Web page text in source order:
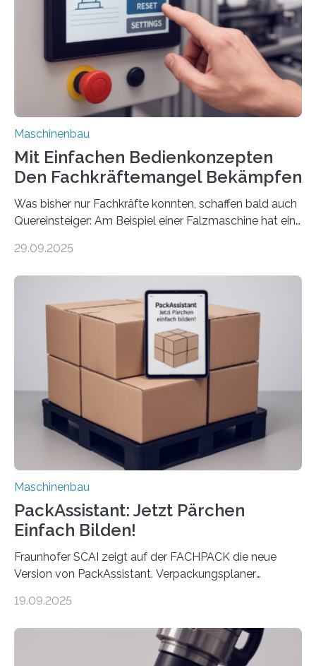
Maschinenbau
Mit Einfachen Bedienkonzepten
Den Fachkräftemangel Bekämpfen
Was bisher nur Fachkräfte konnten, schaffen bald auch
Quereinsteiger: Am Beispiel einer Falzmaschine hat ein
Mensch-Maschine-Schnittstelle so sehr vereinfacht,
Die zugrunde liegende Methodik lässt sich auf alle
anderen Maschinen übertragen. Eine Falzmaschine
umzurüsten ist ein Job für echte Profis. Eine solche
Maschine faltet in Druckereien Broschüren, Prospekte,
Landkarten und vieles mehr – mehrere Zehntausend
Exemplare pro Stunde. Je nach Maschinentyp und
Auftrag kann das Umrüsten…
29.09.2025
Maschinenbau
PackAssistant: Jetzt Pärchen
Einfach Bilden!
Fraunhofer SCAI zeigt auf der FACHPACK die neue
Version von PackAssistant. Verpackungsplaner
Automobil, Maschinenbau und in der Zulieferindustrie.
Teile als eine Einheit verpacken. Die Anordnung kann
der Benutzer vorgeben und erhält so mehr Kontrolle
19.09.2025